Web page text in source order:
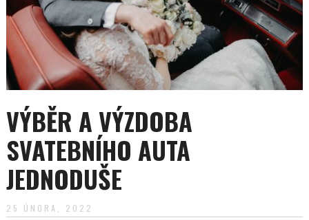
VÝBĚR A VÝZDOBA
SVATEBNÍHO AUTA
JEDNODUŠE
25 ÚNORA, 2022